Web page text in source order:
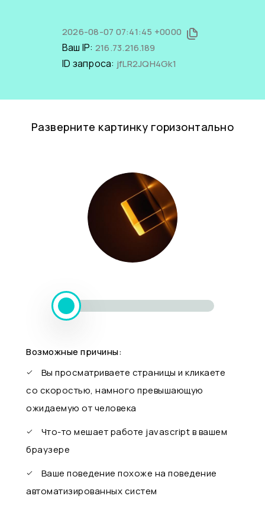
2026-08-07 07:41:45 +0000
Ваш IP: 216.73.216.189
ID запроса: jfLR2JQH4Gk1
Разверните картинку горизонтально
Возможные причины:
Вы просматриваете страницы и кликаете
со скоростью, намного превышающую
ожидаемую от человека
Что-то мешает работе javascript в вашем
браузере
Ваше поведение похоже на поведение
автоматизированных систем